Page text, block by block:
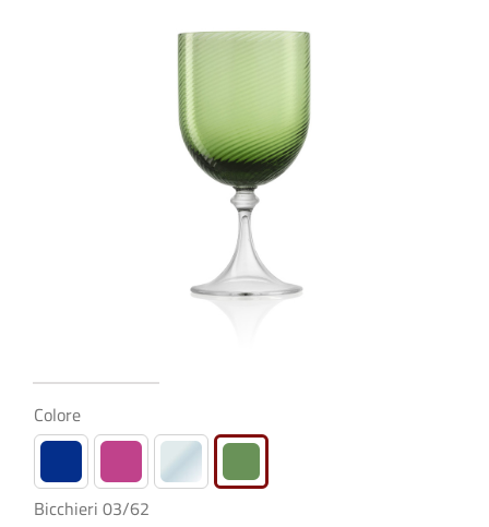
€119,00
Colore
Bicchieri 03/62